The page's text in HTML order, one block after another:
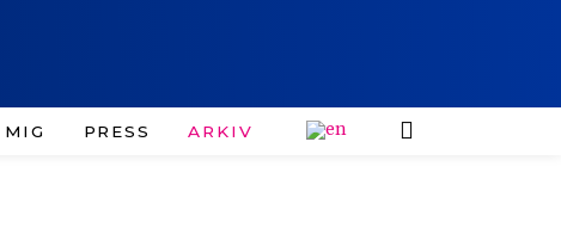
PRESS ARKIV